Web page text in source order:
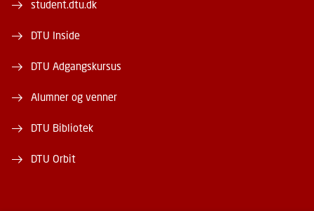
student.dtu.dk
DTU Inside
DTU Adgangskursus
Alumner og venner
DTU Bibliotek
DTU Orbit